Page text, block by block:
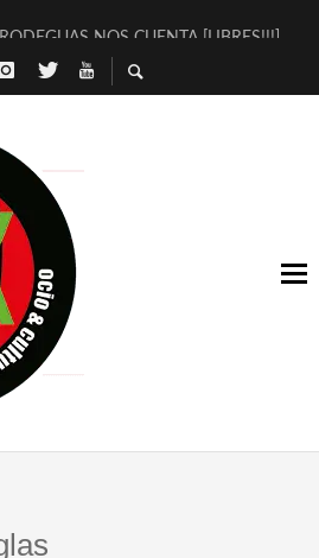
NOS CUENTA [LIBRES!!!]
DE SANDRA MONFORT
DEL DIRECTOR TEATRAL CLAUDIO
DE LA KATARSIS DEL TOMATAZO
JUDÍAS EN #EXVITA
[BITÁCORA 3.0] EN EXVITA
EN EXVITA [RELATIVA
EXVITA INTERPRETANDO A SERRAT